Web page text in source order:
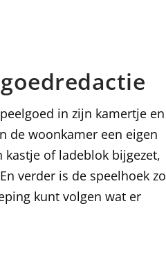
in zijn kamertje en
de woonkamer een eigen
of ladeblok bijgezet,
verder is de speelhoek zo
kunt volgen wat er